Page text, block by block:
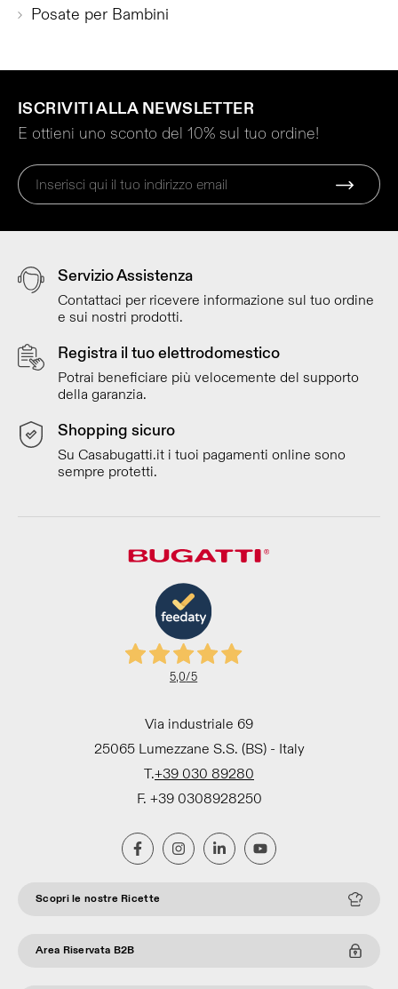
Posate per Bambini
ISCRIVITI ALLA NEWSLETTER
E ottieni uno sconto del 10% sul tuo ordine!
Servizio Assistenza
Contattaci per ricevere informazione sul tuo ordine
e sui nostri prodotti.
Registra il tuo elettrodomestico
Potrai beneficiare più velocemente del supporto
della garanzia.
Shopping sicuro
Su Casabugatti.it i tuoi pagamenti online sono
sempre protetti.
5,0/5
Via industriale 69
25065 Lumezzane S.S. (BS) - Italy
T.+39 030 89280
F. +39 0308928250
Scopri le nostre Ricette
Area Riservata B2B